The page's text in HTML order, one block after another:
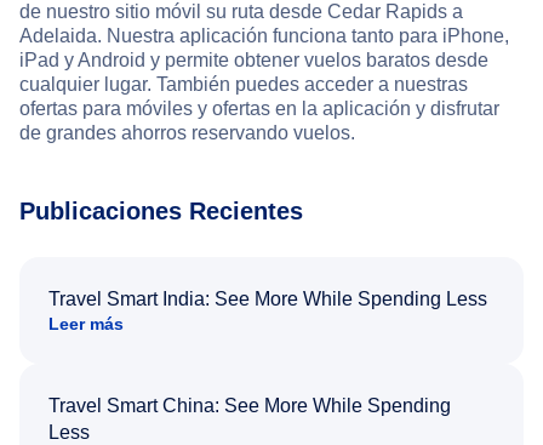
de nuestro sitio móvil su ruta desde Cedar Rapids a
Adelaida. Nuestra aplicación funciona tanto para iPhone,
iPad y Android y permite obtener vuelos baratos desde
cualquier lugar. También puedes acceder a nuestras
ofertas para móviles y ofertas en la aplicación y disfrutar
de grandes ahorros reservando vuelos.
Publicaciones Recientes
Travel Smart India: See More While Spending Less
Leer más
Travel Smart China: See More While Spending
Less